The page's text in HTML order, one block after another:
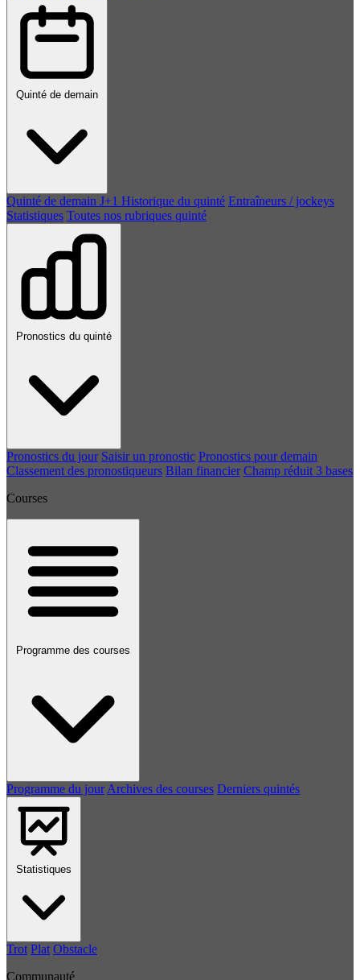
Quinté de demain
Quinté de demain J+1 Historique du quinté Entraîneurs / jockeys
Statistiques Toutes nos rubriques quinté
Pronostics du quinté
Pronostics du jour Saisir un pronostic Pronostics pour demain
Classement des pronostiqueurs Bilan financier Champ réduit 3 bases
Courses
Programme des courses
Programme du jour Archives des courses Derniers quintés
Statistiques
Trot Plat Obstacle
Communauté